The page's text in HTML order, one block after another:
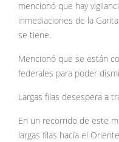
mencionó que hay
inmediaciones de la
se tiene.
Mencionó que se están
federales para poder
Largas filas desespera a
En un recorrido de este
largas filas hacía el